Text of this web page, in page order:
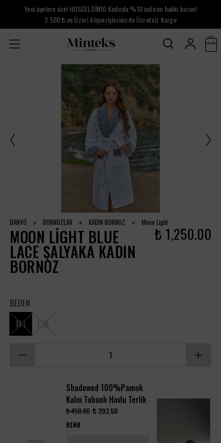
Yeni üyelere özel HOSGELDİN10 Koduyla %10 indirim hakkı kazan!
2.500 ₺ ve Üzeri Alışverişlerinizde Ücretsiz Kargo
BANYO » BORNOZLAR » KADIN BORNOZ » Moon Light
MOON LIGHT BLUE
LACE ŞALYAKA KADIN
BORNOZ
₺ 1,250.00
BEDEN
M-L L-XL
Shadowed 100%Pamuk
Kalın Tabanlı Havlu Terlik
₺ 450.00 ₺ 292.50
RENK